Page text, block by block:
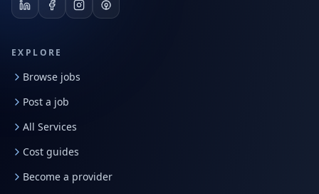
EXPLORE
Browse jobs
Post a job
All Services
Cost guides
Become a provider